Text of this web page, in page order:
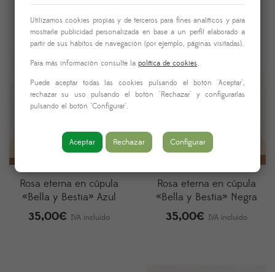
precios:
desde
35,00€
95,00€
Rosa eterna en cúpula
«Bella y Bestia» Azul
35,00€ IVA incluido
Rosa eterna en cúpula
«Bella y Bestia» Negra
35,00€ IVA incluido
Utilizamos cookies propias y de terceros para fines analíticos y para
mostrarle publicidad personalizada en base a un perfil elaborado a
partir de sus hábitos de navegación (por ejemplo, páginas visitadas).
Para más información consulte la política de cookies.
Puede aceptar todas las cookies pulsando el botón "Aceptar",
rechazar su uso pulsando el botón "Rechazar" y configurarlas
pulsando el botón "Configurar".
Aceptar Rechazar Configurar